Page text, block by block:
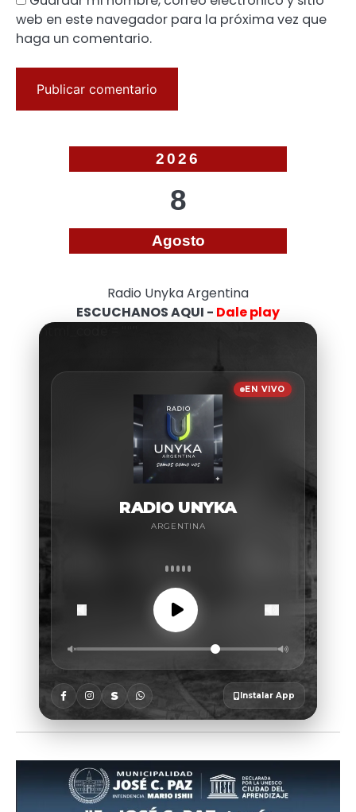
web en este navegador para la próxima vez que
haga un comentario.
2026
8
Agosto
Radio Unyka Argentina
ESCUCHANOS AQUI - Dale play